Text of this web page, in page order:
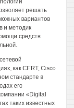
решать
вариантов
и методик
средств
как CERT, Cisco
стандарте в
его
«Digital
таких известных